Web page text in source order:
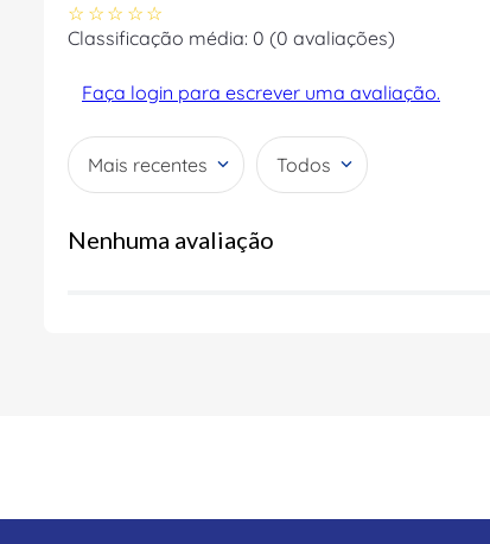
☆ ☆ ☆ ☆ ☆
Classificação média: 0 (0 avaliações)
Faça login para escrever uma avaliação.
Mais recentes Todos
Nenhuma avaliação